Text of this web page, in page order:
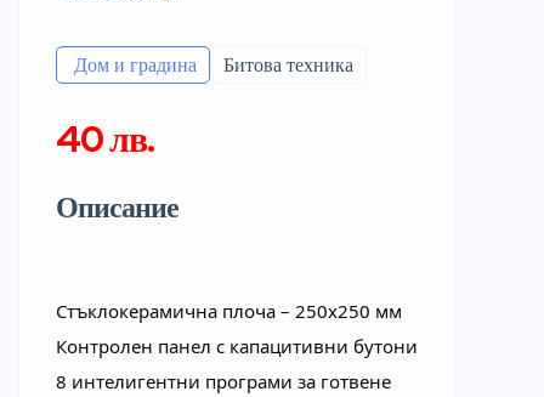
️ Дом и градина Битова техника
40 лв.
Описание
Стъклокерамична плоча – 250х250 мм
Контролен панел с капацитивни бутони
8 интелигентни програми за готвене